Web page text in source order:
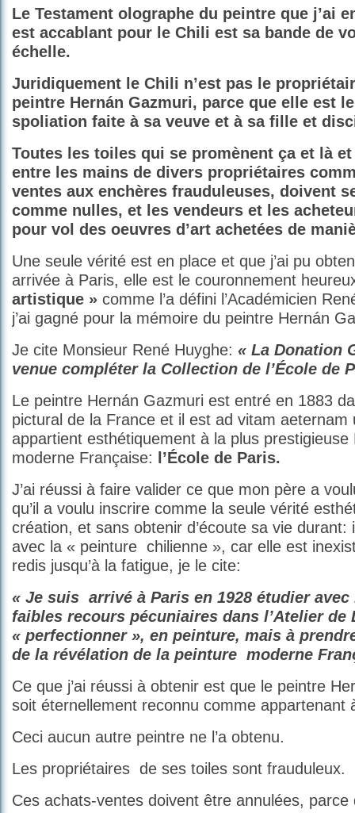
Le Testament olographe du peintre que j’ai
est accablant pour le Chili est sa bande de
échelle.
Juridiquement le Chili n’est pas le
peintre Hernán Gazmuri, parce que elle est
spoliation faite à sa veuve et à sa fille et
Toutes les toiles qui se promènent ça et là
entre les mains de divers propriétaires
ventes aux enchères frauduleuses, doivent
comme nulles, et les vendeurs et les
pour vol des oeuvres d’art achetées de
Une seule vérité est en place et que j’ai pu
arrivée à Paris, elle est le couronnement
artistique » comme l’a défini l’Académicien
j’ai gagné pour la mémoire du peintre Hernán
Je cite Monsieur René Huyghe: « La Donation
venue compléter la Collection de l’École de
Le peintre Hernán Gazmuri est entré en 1883
pictural de la France et il est ad vitam aeternam
appartient esthétiquement à la plus prestigieuse
moderne Française:
l’École de Paris.
J’ai réussi à faire valider ce que mon père a
qu’il a voulu inscrire comme la seule vérité
création, et sans obtenir d’écoute sa vie durant:
avec la « peinture chilienne », car elle est
redis jusqu’à la fatigue, je le cite:
« Je suis arrivé à Paris en 1928 étudier
faibles recours pécuniaires dans l’Atelier de
« perfectionner », en peinture, mais à
de la révélation de la peinture moderne
Ce que j’ai réussi à obtenir est que le peintre
soit éternellement reconnu comme appartenant
Ceci aucun autre peintre ne l’a obtenu.
Les propriétaires de ses toiles sont frauduleux.
Ces achats-ventes doivent être annulées, parce